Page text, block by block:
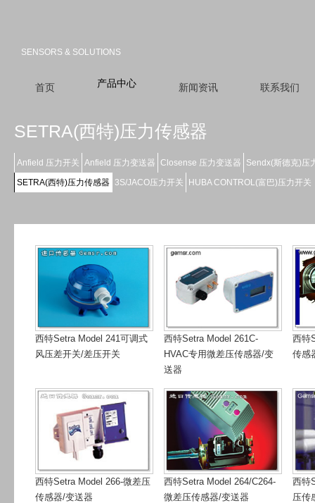
SENSORS & SOLUTIONS
首页 产品中心 新闻资讯 联系我们
SETRA(西特)压力传感器
Anfield 压力开关 Anfield 压力变送器 Closense 压力变送器
Sendx(斯德克)压
SETRA(西特)压力传感器 3S/JACO压力开关 HUBA CONTROL(富巴)压力开关
西特Setra Model 241可调式
风压差开关/差压开关
西特Setra Model 261C-
HVAC专用微差压传感器/变
送器
西特
传感
西特Setra Model 266-微差压
传感器/变送器
西特Setra Model 264/C264-
微差压传感器/变送器
西特
压传